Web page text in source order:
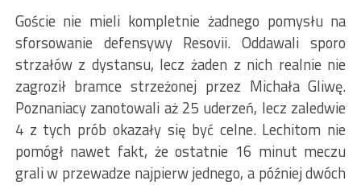
Goście nie mieli kompletnie żadnego pomysłu na
sforsowanie defensywy Resovii. Oddawali sporo
strzałów z dystansu, lecz żaden z nich realnie nie
zagroził bramce strzeżonej przez Michała Gliwę.
Poznaniacy zanotowali aż 25 uderzeń, lecz zaledwie
4 z tych prób okazały się być celne. Lechitom nie
pomógł nawet fakt, że ostatnie 16 minut meczu
grali w przewadze najpierw jednego, a później dwóch